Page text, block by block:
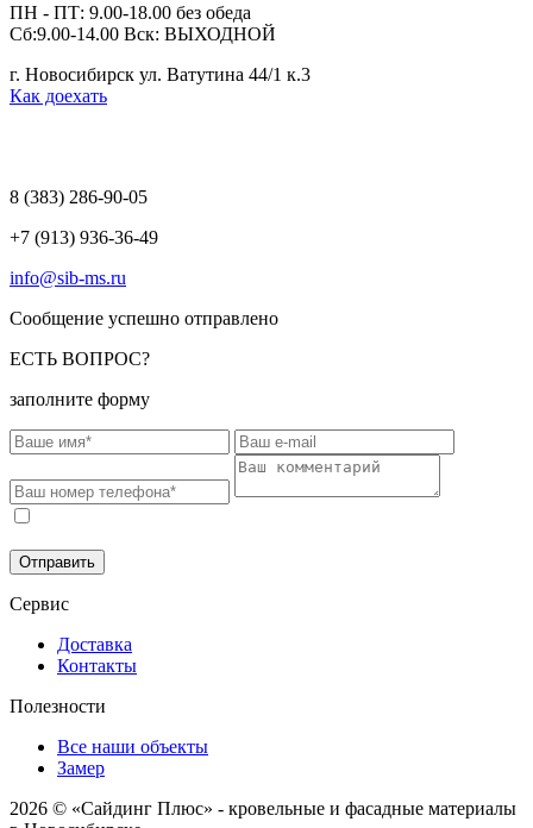
ПН - ПТ: 9.00-18.00 без обеда
Сб:9.00-14.00 Вск: ВЫХОДНОЙ
г. Новосибирск ул. Ватутина 44/1 к.3
Как доехать
8 (383) 286-90-05
+7 (913) 936-36-49
info@sib-ms.ru
Сообщение успешно отправлено
ЕСТЬ ВОПРОС?
заполните форму
Отправить
Сервис
Доставка
Контакты
Полезности
Все наши объекты
Замер
2026 © «Сайдинг Плюс» - кровельные и фасадные материалы